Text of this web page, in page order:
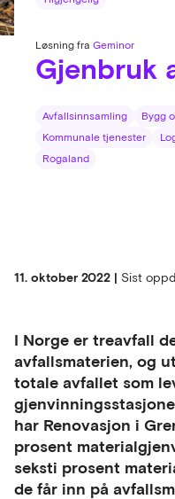
Løsning fra Geminor
Gjenbruk
Avfallsinnsamling Bygg
Kommunale tjenester
Rogaland
11. oktober 2022 | Sist
I Norge er treavfall
avfallsmaterien, og
totale avfallet som
har Renovasjon i
prosent
seksti prosent
de får inn på